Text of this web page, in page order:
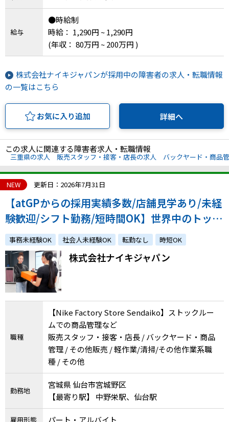
給与
●時給制
時給： 1,290円 ~ 1,290円
(年収： 80万円 ~ 200万円 )
株式会社ナイキジャパンが採用中の障害者の求人・転職情報
の一覧はこちら
お気に入り追加 詳細へ
この求人に関連する障害者求人・転職情報
三重県の求人 販売スタッフ・接客・店長の求人 バックヤード・商品
NEW 更新日：2026年7月31日
【atGPからの採用実績多数/店舗見学あり/未経
験歓迎/シフト勤務/短時間OK】世界中のトップ
アスリートから支持されるフィットネスカンパ
ニーで活躍しませんか？
事務未経験OK 社会人未経験OK 転勤なし 時短OK
株式会社ナイキジャパン
職種
【Nike Factory Store Sendaiko】ストックルー
ムでの商品管理など
販売スタッフ・接客・店長 / バックヤード・商品
管理 / その他販売 / 軽作業/清掃/その他作業系職
種 / その他
勤務地
宮城県 仙台市宮城野区
【最寄り駅】 中野栄駅、仙台駅
雇用形態 パート・アルバイト